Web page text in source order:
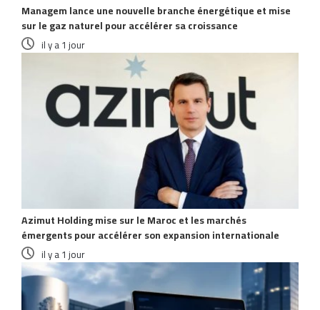
Managem lance une nouvelle branche énergétique et mise
sur le gaz naturel pour accélérer sa croissance
il y a 1 jour
Azimut Holding mise sur le Maroc et les marchés
émergents pour accélérer son expansion internationale
il y a 1 jour